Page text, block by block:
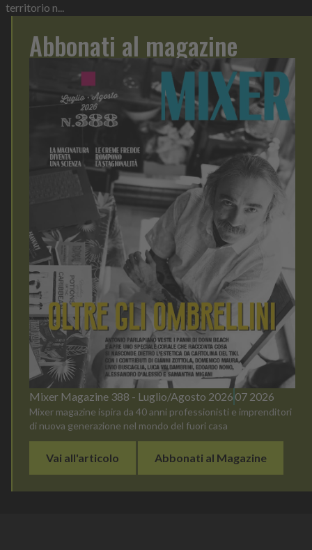
territorio n...
Abbonati al magazine
Mixer Magazine 388 - Luglio/Agosto 2026 07 2026
Mixer magazine ispira da 40 anni professionisti e imprenditori
di nuova generazione nel mondo del fuori casa
Vai all'articolo Abbonati al Magazine